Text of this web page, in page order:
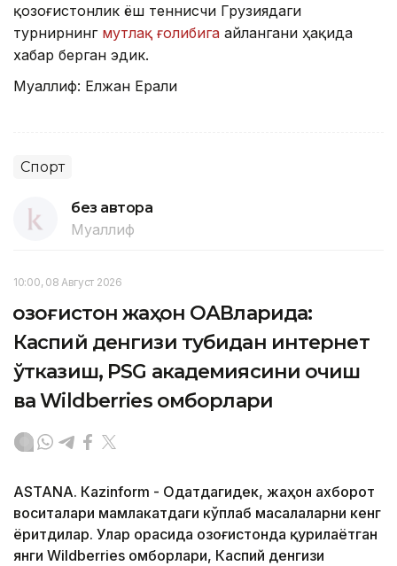
қозоғистонлик ёш теннисчи Грузиядаги
турнирнинг мутлақ ғолибига айлангани ҳақида
хабар берган эдик.
Муаллиф: Елжан Ерали
Спорт
без автора
Муаллиф
10:00, 08 Август 2026
Қозоғистон жаҳон ОАВларида:
Каспий денгизи тубидан интернет
ўтказиш, PSG академиясини очиш
ва Wildberries омборлари
ASTANА. Кazinform - Одатдагидек, жаҳон ахборот
воситалари мамлакатдаги кўплаб масалаларни кенг
ёритдилар. Улар орасида Қозоғистонда қурилаётган
янги Wildberries омборлари, Каспий денгизи